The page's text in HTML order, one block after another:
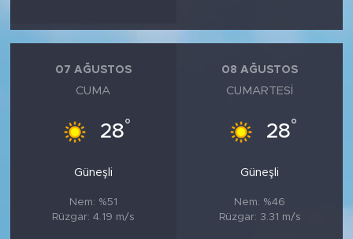
07 AĞUSTOS
CUMA
28°
Güneşli
Nem: %51
Rüzgar: 4.19 m/s
08 AĞUSTOS
CUMARTESI
28°
Güneşli
Nem: %46
Rüzgar: 3.31 m/s
FOTO GALERİ
VİDEOLAR